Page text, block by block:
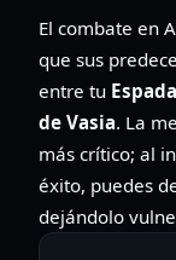
El combate en
que sus
entre tu
de Vasia. La
más crítico; al
éxito, puedes
dejándolo